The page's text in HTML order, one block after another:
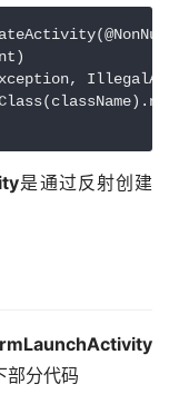
是通过反射创建
部分代码